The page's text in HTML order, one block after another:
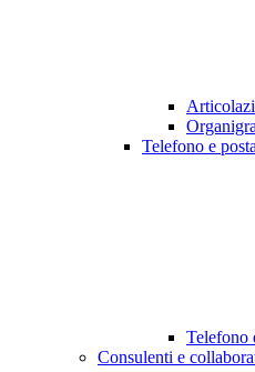
Telefono e
Telefono
Consulenti e